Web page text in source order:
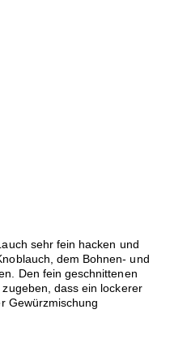
sehr fein hacken und
dem Bohnen- und
Den fein geschnittenen
dass ein lockerer
Gewürzmischung